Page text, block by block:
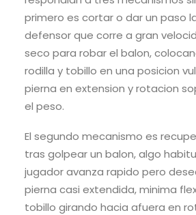
primero es cortar o dar un paso
defensor que corre a gran
seco para robar el balon,
rodilla y tobillo en una posicion
pierna en extension y rotacion
el peso.
El segundo mecanismo es
tras golpear un balon, algo
jugador avanza rapido pero
pierna casi extendida, minima
tobillo girando hacia afuera en